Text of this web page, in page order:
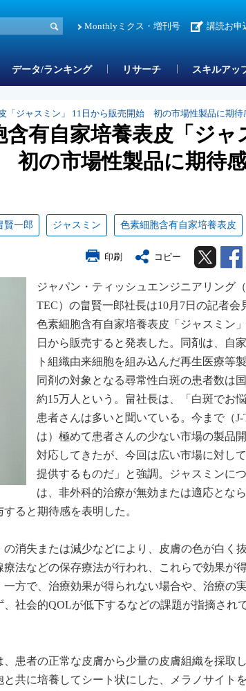
Monthlyミクス・増刊号 講読お申
データ/ランキング リサーチ スキルアッ
「ジャスミン」 11日から販売開始 初の市場性製品に期待
有自家培養表皮「ジャ
初の市場性製品に期待
賢一郎 ジャスミン 色素細胞含有自家培養表皮
印刷 コピー Twitter
ジャパン・ティッシュエンジニアリング
TEC）の畠賢一郎社長は10月7日の記者会
色素細胞含有自家培養表皮「ジャスミン」
日から販売すると発表した。同剤は、自
ト組織由来細胞を組み込んだ再生医療等製
同剤の対象となる尋常性白斑の患者数は
約15万人という。畠社長は、「白斑でお
患者さんは多いと聞いている。今まで（J-
は）極めて患者さんの少ない市場の製品
対応してきたが、今回は広い市場に対し
提供するものだ」と強調。ジャスミンに
は、非外科的治療が無効または適応とな
ると期待感を表明した。
消失または減少などにより、皮膚の色が白く
法などの保存療法が行われ、これらで効果が
方で、治療効果が得られない場合や、治療の
社会的QOLが低下するなどの課題が指摘され
患者の正常な皮膚から少量の皮膚組織を採取
共に培養してシート状にした、メラノサイト